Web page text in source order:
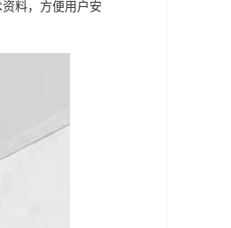
料，方便用户安